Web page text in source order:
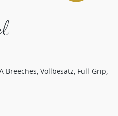
Breeches, Vollbesatz, Full-Grip,